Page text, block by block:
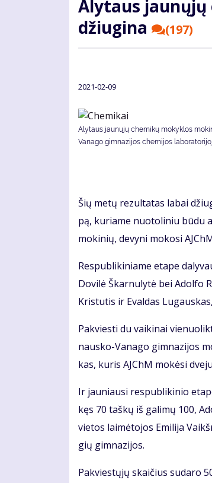
Aly­taus
džiu­gi­na
(197)
2021-02-09
Alytaus jaunųjų chemikų mokyklos
Vanago gimnazijos chemijos
Šių me­tų re­zul­ta­tas la­bai
pą, ku­ria­me nuo­to­li­niu bū­du
mo­ki­nių, de­vy­ni mo­ko­si
Res­pub­li­ki­nia­me eta­pe
Do­vi­lė Škar­nu­ly­tė bei Adol­fo
Kris­tu­tis ir Eval­das
Pa­kvies­ti du vai­ki­nai
naus­ko-Va­na­go gim­na­zi­jos
kas, ku­ris AJChM mo­kė­si
Ir jau­niau­si res­pub­li­ki­nio
kęs 70 taš­kų iš ga­li­mų 100,
vie­tos lai­mė­to­jos Emi­li­ja
gių gim­na­zi­jos.
Pa­kvies­tų­jų skai­čius su­da­ro